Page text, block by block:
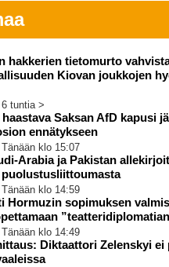
hakkerien tietomurto
Kiovan joukkojen
6 tuntia >
Saksan AfD kapusi
ennätykseen
Tänään klo 15:07
Arabia ja Pakistan
Tänään klo 14:59
Hormuzin sopimuksen
Tänään klo 14:49
Diktaattori Zelenskyi ei